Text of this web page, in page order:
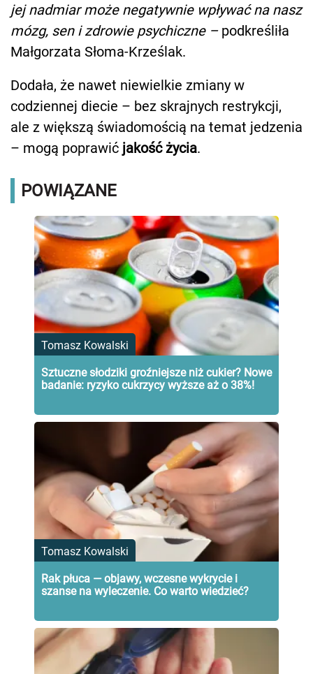
jej nadmiar może negatywnie wpływać na nasz
mózg, sen i zdrowie psychiczne – podkreśliła
Małgorzata Słoma-Krześlak.
Dodała, że nawet niewielkie zmiany w
codziennej diecie – bez skrajnych restrykcji,
ale z większą świadomością na temat jedzenia
– mogą poprawić jakość życia.
POWIĄZANE
Tomasz Kowalski
Sztuczne słodziki groźniejsze niż cukier? Nowe
badanie: ryzyko cukrzycy wyższe aż o 38%!
Tomasz Kowalski
Rak płuca — objawy, wczesne wykrycie i
szanse na wyleczenie. Co warto wiedzieć?